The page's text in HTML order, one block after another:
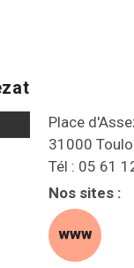
Place
31000
Tél : 05 61
Nos sites :
site